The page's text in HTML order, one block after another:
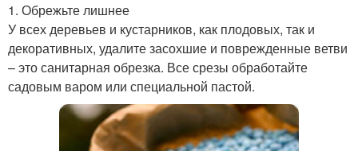
1. Обрежьте лишнее
У всех деревьев и кустарников, как плодовых, так и
декоративных, удалите засохшие и поврежденные ветви
– это санитарная обрезка. Все срезы обработайте
садовым варом или специальной пастой.